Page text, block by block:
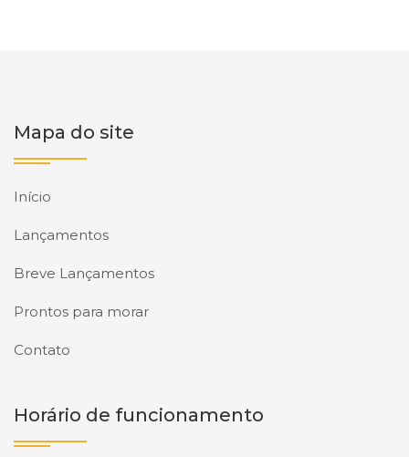
Mapa do site
Início
Lançamentos
Breve Lançamentos
Prontos para morar
Contato
Horário de funcionamento